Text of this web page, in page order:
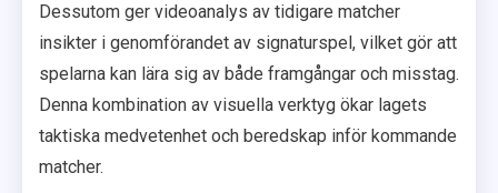
Dessutom ger videoanalys av tidigare matcher
insikter i genomförandet av signaturspel, vilket gör att
spelarna kan lära sig av både framgångar och misstag.
Denna kombination av visuella verktyg ökar lagets
taktiska medvetenhet och beredskap inför kommande
matcher.